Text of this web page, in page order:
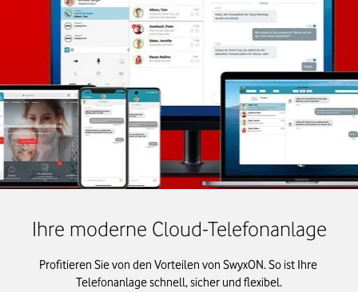
Ihre moderne Cloud-Telefonanlage
Profitieren Sie von den Vorteilen von SwyxON. So ist Ihre
Telefonanlage schnell, sicher und flexibel.